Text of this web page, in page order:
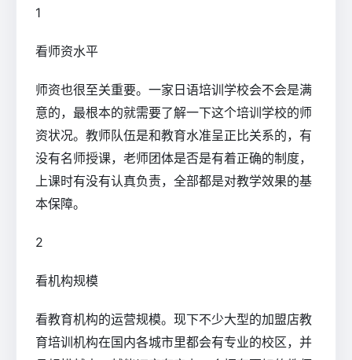
1
看师资水平
师资也很至关重要。一家日语培训学校会不会是满
意的，最根本的就需要了解一下这个培训学校的师
资状况。教师队伍是和教育水准呈正比关系的，有
没有名师授课，老师团体是否是有着正确的制度，
上课时有没有认真负责，全部都是对教学效果的基
本保障。
2
看机构规模
看教育机构的运营规模。现下不少大型的加盟店教
育培训机构在国内各城市里都会有专业的校区，并